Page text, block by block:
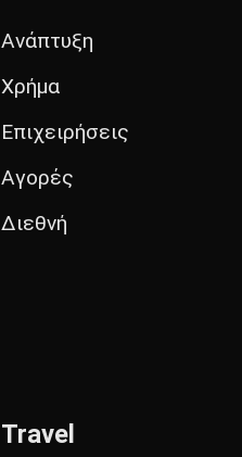
Ανάπτυξη
Χρήμα
Επιχειρήσεις
Αγορές
Διεθνή
Travel